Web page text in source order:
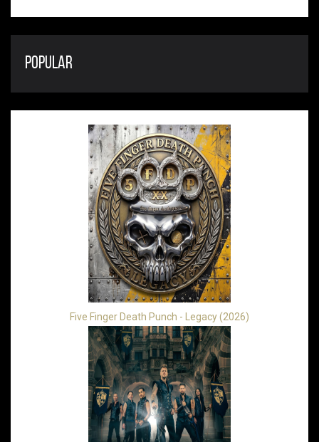
POPULAR
Five Finger Death Punch - Legacy (2026)